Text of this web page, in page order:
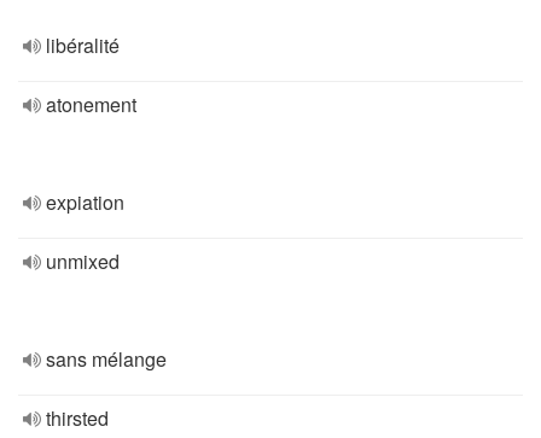
libéralité
atonement
expiation
unmixed
sans mélange
thirsted